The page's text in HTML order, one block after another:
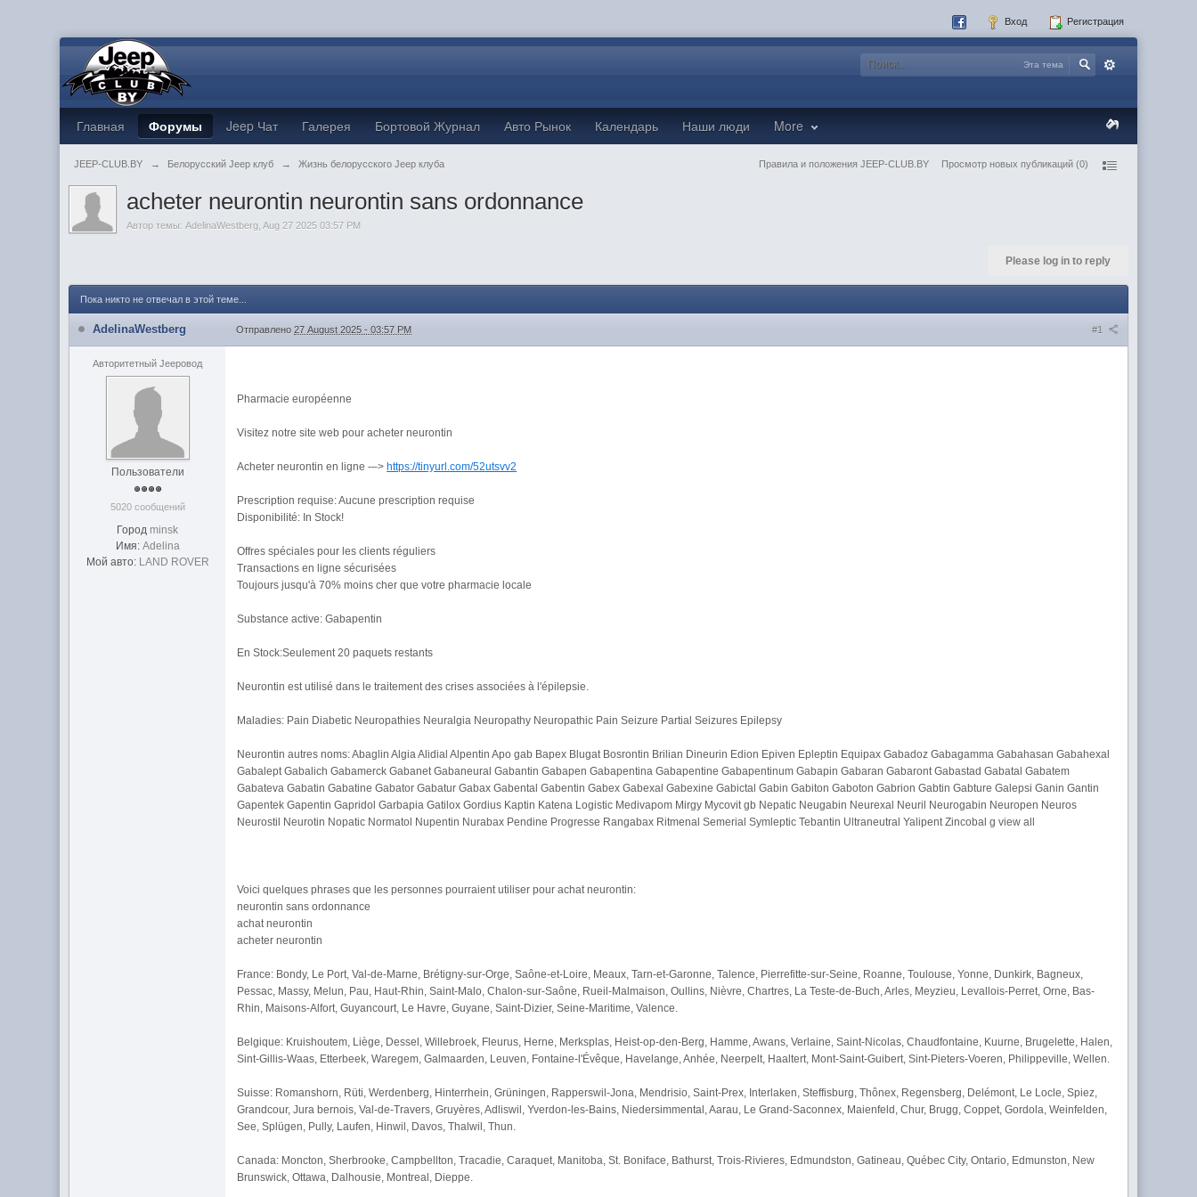
Вход Регистрация
Эта тема
Главная Форумы Jeep Чат Галерея Бортовой Журнал Авто Рынок Календарь Наши люди More
JEEP-CLUB.BY → Белорусский Jeep клуб → Жизнь белорусского Jeep клуба Правила и положения JEEP-CLUB.BY Просмотр новых публикаций (0)
acheter neurontin neurontin sans ordonnance
Автор темы:AdelinaWestberg ,Aug 27 2025 03:57 PM
Please log in to reply
Пока никто не отвечал в этой теме...
#1
AdelinaWestberg Отправлено27 August 2025 - 03:57 PM
Авторитетный Jeepовод
Пользователи
5020 сообщений
Город minsk
Имя: Adelina
Мой авто: LAND ROVER
Pharmacie européenne
Visitez notre site web pour acheter neurontin
Acheter neurontin en ligne -–> https://tinyurl.com/52utsvv2
Prescription requise: Aucune prescription requise
Disponibilité: In Stock!
Offres spéciales pour les clients réguliers
Transactions en ligne sécurisées
Toujours jusqu'à 70% moins cher que votre pharmacie locale
Substance active: Gabapentin
En Stock:Seulement 20 paquets restants
Neurontin est utilisé dans le traitement des crises associées à l'épilepsie.
Maladies: Pain Diabetic Neuropathies Neuralgia Neuropathy Neuropathic Pain Seizure Partial Seizures Epilepsy
Neurontin autres noms: Abaglin Algia Alidial Alpentin Apo gab Bapex Blugat Bosrontin Brilian Dineurin Edion Epiven Epleptin Equipax Gabadoz Gabagamma Gabahasan Gabahexal
Gabalept Gabalich Gabamerck Gabanet Gabaneural Gabantin Gabapen Gabapentina Gabapentine Gabapentinum Gabapin Gabaran Gabaront Gabastad Gabatal Gabatem
Gabateva Gabatin Gabatine Gabator Gabatur Gabax Gabental Gabentin Gabex Gabexal Gabexine Gabictal Gabin Gabiton Gaboton Gabrion Gabtin Gabture Galepsi Ganin Gantin
Gapentek Gapentin Gapridol Garbapia Gatilox Gordius Kaptin Katena Logistic Medivapom Mirgy Mycovit gb Nepatic Neugabin Neurexal Neuril Neurogabin Neuropen Neuros
Neurostil Neurotin Nopatic Normatol Nupentin Nurabax Pendine Progresse Rangabax Ritmenal Semerial Symleptic Tebantin Ultraneutral Yalipent Zincobal g view all
Voici quelques phrases que les personnes pourraient utiliser pour achat neurontin:
neurontin sans ordonnance
achat neurontin
acheter neurontin
France: Bondy, Le Port, Val-de-Marne, Brétigny-sur-Orge, Saône-et-Loire, Meaux, Tarn-et-Garonne, Talence, Pierrefitte-sur-Seine, Roanne, Toulouse, Yonne, Dunkirk, Bagneux,
Pessac, Massy, Melun, Pau, Haut-Rhin, Saint-Malo, Chalon-sur-Saône, Rueil-Malmaison, Oullins, Nièvre, Chartres, La Teste-de-Buch, Arles, Meyzieu, Levallois-Perret, Orne, Bas-
Rhin, Maisons-Alfort, Guyancourt, Le Havre, Guyane, Saint-Dizier, Seine-Maritime, Valence.
Belgique: Kruishoutem, Liège, Dessel, Willebroek, Fleurus, Herne, Merksplas, Heist-op-den-Berg, Hamme, Awans, Verlaine, Saint-Nicolas, Chaudfontaine, Kuurne, Brugelette, Halen,
Sint-Gillis-Waas, Etterbeek, Waregem, Galmaarden, Leuven, Fontaine-l'Évêque, Havelange, Anhée, Neerpelt, Haaltert, Mont-Saint-Guibert, Sint-Pieters-Voeren, Philippeville, Wellen.
Suisse: Romanshorn, Rüti, Werdenberg, Hinterrhein, Grüningen, Rapperswil-Jona, Mendrisio, Saint-Prex, Interlaken, Steffisburg, Thônex, Regensberg, Delémont, Le Locle, Spiez,
Grandcour, Jura bernois, Val-de-Travers, Gruyères, Adliswil, Yverdon-les-Bains, Niedersimmental, Aarau, Le Grand-Saconnex, Maienfeld, Chur, Brugg, Coppet, Gordola, Weinfelden,
See, Splügen, Pully, Laufen, Hinwil, Davos, Thalwil, Thun.
Canada: Moncton, Sherbrooke, Campbellton, Tracadie, Caraquet, Manitoba, St. Boniface, Bathurst, Trois-Rivieres, Edmundston, Gatineau, Québec City, Ontario, Edmunston, New
Brunswick, Ottawa, Dalhousie, Montreal, Dieppe.